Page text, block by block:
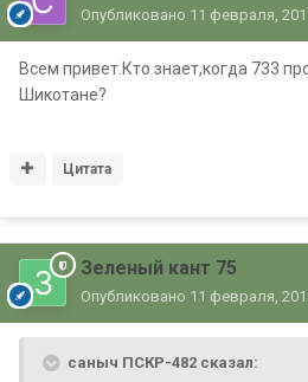
Опубликовано 11 февраля,
Всем привет.Кто знает,когда 733
Шикотане?
Цитата
Зеленый кант 75
Опубликовано 11 февраля,
саныч ПСКР-482 сказал: